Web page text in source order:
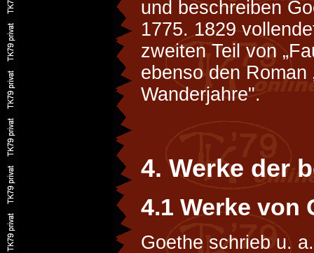
und beschreiben
1775. 1829
zweiten Teil von
ebenso den Roman
Wanderjahre".
4. Werke der
4.1 Werke von
Goethe schrieb u.